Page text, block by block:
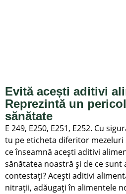
Evită acești aditivi
Reprezintă un
sănătate
E 249, E250, E251, E252. Cu
tu pe eticheta diferitor mezeluri
ce înseamnă acești aditivi
sănătatea noastră și de ce sunt
contestați? Acești aditivi
nitrații, adăugați în alimentele